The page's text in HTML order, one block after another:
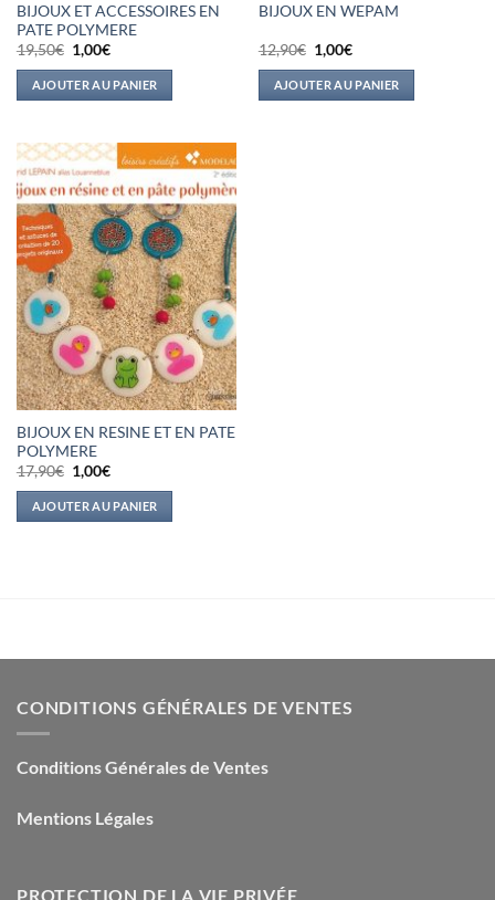
BIJOUX ET ACCESSOIRES EN
PATE POLYMERE
19,50€ Le
prix
initial
était :
19,50€.
1,00€Le
actuel
est :
1,00€.
AJOUTER AU PANIER
BIJOUX EN WEPAM
12,90€ Le
prix
initial
était :
12,90€.
1,00€Le
actuel
est :
1,00€.
AJOUTER AU PANIER
BIJOUX EN RESINE ET EN PATE
POLYMERE
17,90€ Le
prix
initial
était :
17,90€.
1,00€Le
actuel
est :
1,00€.
AJOUTER AU PANIER
CONDITIONS GÉNÉRALES DE VENTES
Conditions Générales de Ventes
Mentions Légales
PROTECTION DE LA VIE PRIVÉE